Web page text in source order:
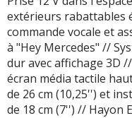
extérieurs rabattables
commande vocale et
à "Hey Mercedes" //
dur avec affichage 3D
écran média tactile
de 26 cm (10,25'') et
de 18 cm (7'') // Hayon